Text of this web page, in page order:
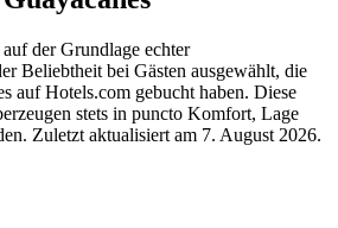
der Grundlage echter
Beliebtheit bei Gästen ausgewählt, die
auf Hotels.com gebucht haben. Diese
stets in puncto Komfort, Lage
Zuletzt aktualisiert am 7. August 2026.